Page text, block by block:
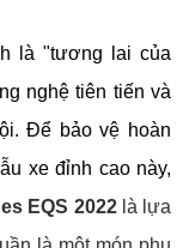
là "tương lai của
nghệ tiên tiến và
Để bảo vệ hoàn
xe đỉnh cao này,
EQS 2022 là lựa